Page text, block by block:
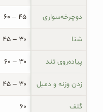
دوچرخه‌سواری ۴۵ – ۶۰
شنا ۳۰ – ۴۵
پیاده‌روی تند ۳۰ – ۶۰
زدن وزنه و دمبل ۳۰ – ۴۵
گلف ۶۰